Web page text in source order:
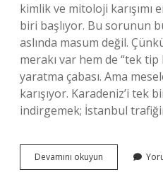
kimlik ve mitoloji karışımı
biri başlıyor. Bu sorunun
aslında masum değil.
merakı var hem de “tek
yaratma çabası. Ama
karışıyor. Karadeniz’i tek
indirgemek; İstanbul
Devamını okuyun Karadenizliler
hangi